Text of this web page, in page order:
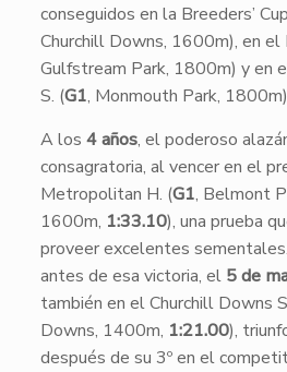
conseguidos en la Breeders’
Churchill Downs, 1600m), en el
Gulfstream Park, 1800m) y en
S. (G1, Monmouth Park,
A los 4 años, el poderoso
consagratoria, al vencer en el
Metropolitan H. (G1, Belmont
1600m, 1:33.10), una prueba
proveer excelentes
antes de esa victoria, el 5 de
también en el Churchill Downs
Downs, 1400m, 1:21.00),
después de su 3º en el